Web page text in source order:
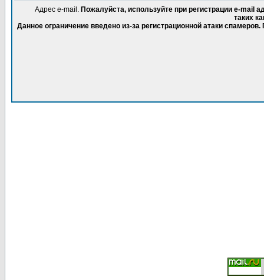
Адрес e-mail. Пожалуйста, используйте при регистрации e-mail
таких
Данное ограничение введено из-за регистрационной атаки